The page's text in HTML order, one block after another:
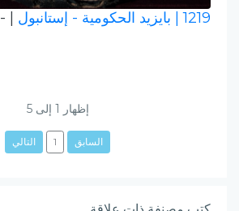
1219 | بايزيد الحكومية - إستانبول | -
إظهار 1 إلى5
السابق 1 التالي